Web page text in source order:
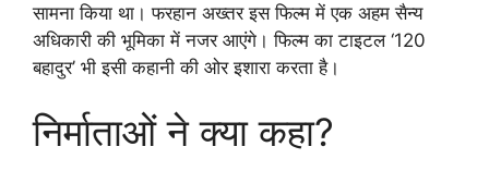
सामना किया था। फरहान अख्तर इस फिल्म में एक अहम सैन्य
अधिकारी की भूमिका में नजर आएंगे। फिल्म का टाइटल ‘120
बहादुर’ भी इसी कहानी की ओर इशारा करता है।
निर्माताओं ने क्या कहा?